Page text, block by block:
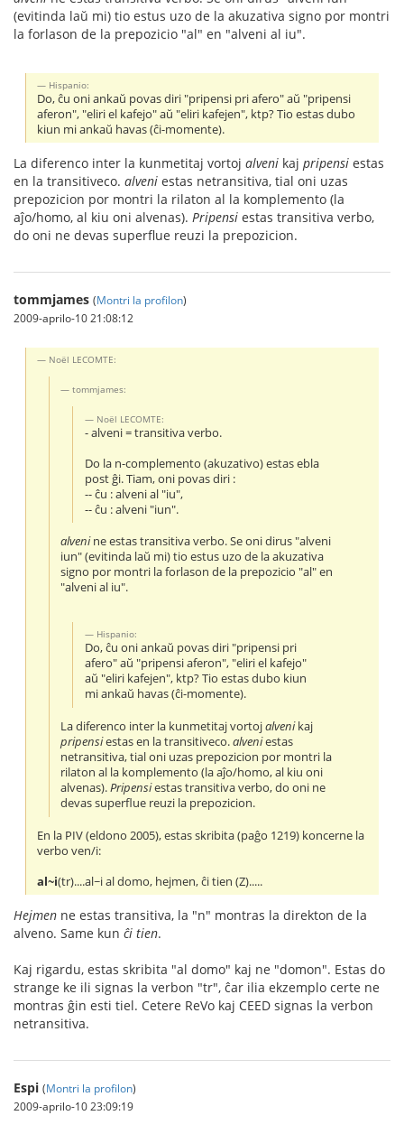
(evitinda laŭ mi) tio estus uzo de la akuzativa signo por montri
la forlason de la prepozicio "al" en "alveni al iu".
Hispanio:
Do, ĉu oni ankaŭ povas diri "pripensi pri afero" aŭ "pripensi
aferon", "eliri el kafejo" aŭ "eliri kafejen", ktp? Tio estas dubo
kiun mi ankaŭ havas (ĉi-momente).
La diferenco inter la kunmetitaj vortoj alveni kaj pripensi estas
en la transitiveco. alveni estas netransitiva, tial oni uzas
prepozicion por montri la rilaton al la komplemento (la
aĵo/homo, al kiu oni alvenas). Pripensi estas transitiva verbo,
do oni ne devas superflue reuzi la prepozicion.
tommjames (Montri la profilon)
2009-aprilo-10 21:08:12
Noël LECOMTE:
tommjames:
Noël LECOMTE:
- alveni = transitiva verbo.
Do la n-complemento (akuzativo) estas ebla
post ĝi. Tiam, oni povas diri :
-- ĉu : alveni al "iu",
-- ĉu : alveni "iun".
alvenine estas transitiva verbo. Se oni dirus "alveni
iun" (evitinda laŭ mi) tio estus uzo de la akuzativa
signo por montri la forlason de la prepozicio "al" en
"alveni al iu".
Hispanio:
Do, ĉu oni ankaŭ povas diri "pripensi pri
afero" aŭ "pripensi aferon", "eliri el kafejo"
aŭ "eliri kafejen", ktp? Tio estas dubo kiun
mi ankaŭ havas (ĉi-momente).
La diferenco inter la kunmetitaj vortojalvenikaj
pripensiestas en la transitiveco.alveniestas
netransitiva, tial oni uzas prepozicion por montri la
rilaton al la komplemento (la aĵo/homo, al kiu oni
alvenas).Pripensiestas transitiva verbo, do oni ne
devas superflue reuzi la prepozicion.
En la PIV (eldono 2005), estas skribita (paĝo 1219) koncerne la
verbo ven/i:
al~i(tr)....al~i al domo, hejmen, ĉi tien (Z).....
Hejmen ne estas transitiva, la "n" montras la direkton de la
alveno. Same kun ĉi tien.
Kaj rigardu, estas skribita "al domo" kaj ne "domon". Estas do
strange ke ili signas la verbon "tr", ĉar ilia ekzemplo certe ne
montras ĝin esti tiel. Cetere ReVo kaj CEED signas la verbon
netransitiva.
Espi (Montri la profilon)
2009-aprilo-10 23:09:19